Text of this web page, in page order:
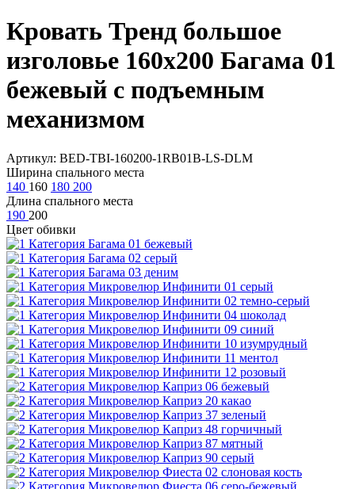
Кровать Тренд большое
изголовье 160х200 Багама 01
бежевый с подъемным
механизмом
Артикул: BED-TBI-160200-1RB01B-LS-DLM
Ширина спального места
140 160 180 200
Длина спального места
190 200
Цвет обивки